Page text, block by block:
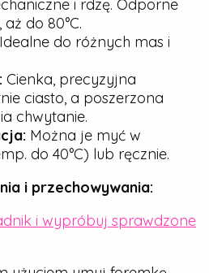
i rdzę. Odporne
do 80°C.
Idealne do różnych mas i
Cienka, precyzyjna
ciasto, a poszerzona
chwytanie.
Można je myć w
do 40°C) lub ręcznie.
i przechowywania:
i wypróbuj sprawdzone